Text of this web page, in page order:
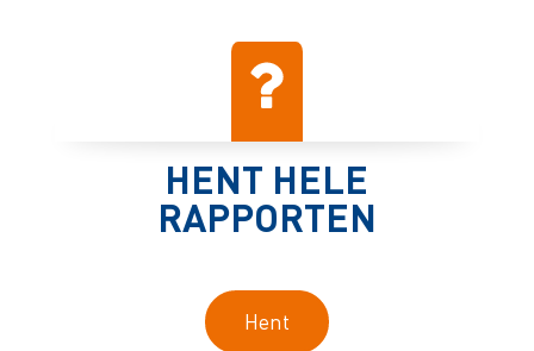
HENT HELE
RAPPORTEN
Hent